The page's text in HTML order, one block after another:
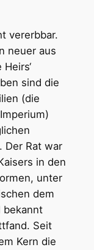
vererbbar.
neuer aus
sind die
(die
Der Rat war
in den
unter
dem
bekannt
Seit
Kern die